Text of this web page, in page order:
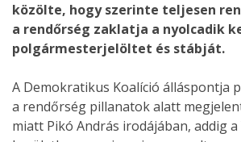
közölte, hogy szerinte teljesen
a rendőrség zaklatja a nyolcadik
polgármesterjelöltet és stábját.
A Demokratikus Koalíció álláspontja
a rendőrség pillanatok alatt
miatt Pikó András irodájában, addig a